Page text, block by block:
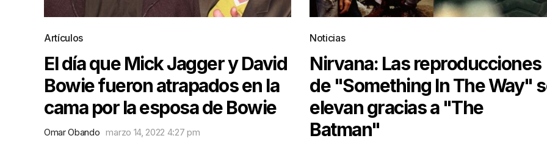
Artículos
El día que Mick Jagger y David
Bowie fueron atrapados en la
cama por la esposa de Bowie
Omar Obando marzo 14, 2022 4:27 pm
Noticias
Nirvana: Las reproducciones
de "Something In The Way"
elevan gracias a "The
Batman"